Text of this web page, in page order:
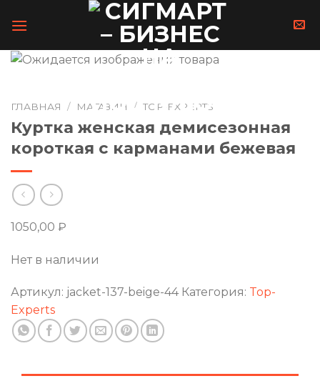
ГЛАВНАЯ / МАГАЗИН / TOP-EXPERTS
Куртка женская демисезонная
короткая с карманами бежевая
1050,00 ₽
Нет в наличии
Артикул: jacket-137-beige-44 Категория: Top-
Experts